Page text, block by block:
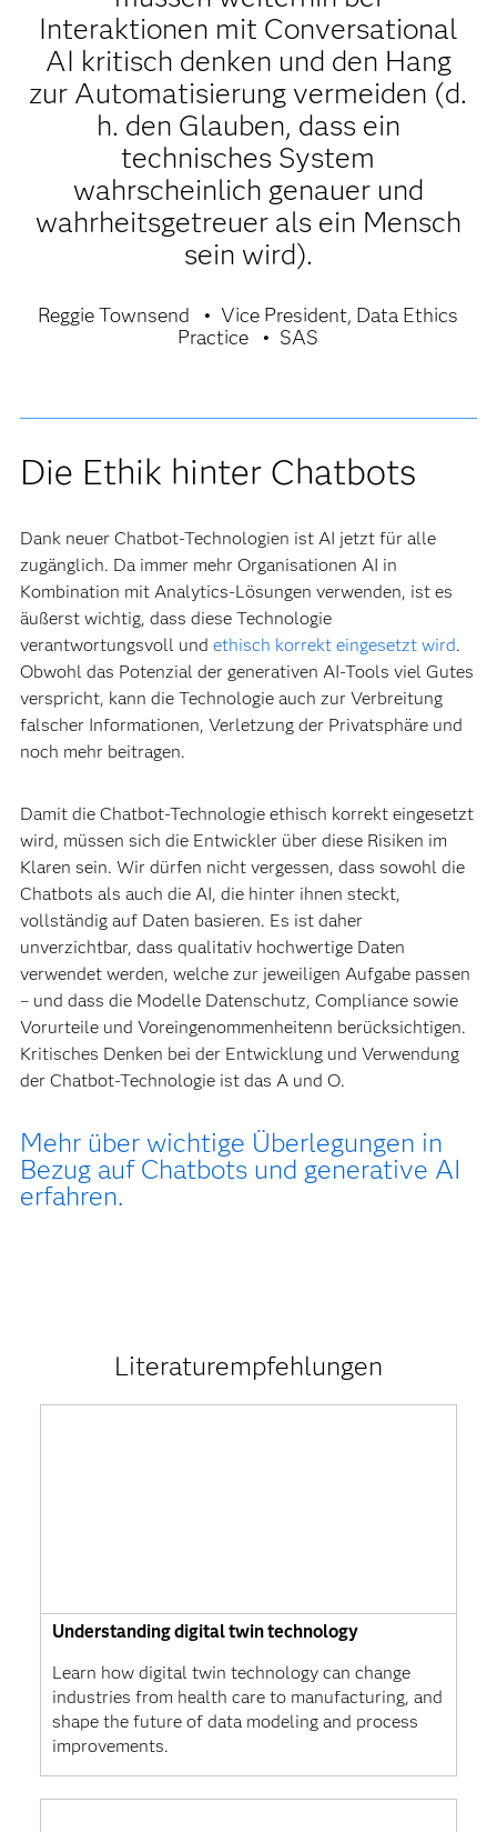
Interaktionen mit Conversational
AI kritisch denken und den Hang
zur Automatisierung vermeiden (d.
h. den Glauben, dass ein
technisches System
wahrscheinlich genauer und
wahrheitsgetreuer als ein Mensch
sein wird).
Reggie Townsend
Vice President, Data Ethics
Practice
SAS
Die Ethik hinter Chatbots
Dank neuer Chatbot-Technologien ist AI jetzt für alle
zugänglich. Da immer mehr Organisationen AI in
Kombination mit Analytics-Lösungen verwenden, ist es
äußerst wichtig, dass diese Technologie
verantwortungsvoll und ethisch korrekt eingesetzt wird.
Obwohl das Potenzial der generativen AI-Tools viel Gutes
verspricht, kann die Technologie auch zur Verbreitung
falscher Informationen, Verletzung der Privatsphäre und
noch mehr beitragen.
Damit die Chatbot-Technologie ethisch korrekt eingesetzt
wird, müssen sich die Entwickler über diese Risiken im
Klaren sein. Wir dürfen nicht vergessen, dass sowohl die
Chatbots als auch die AI, die hinter ihnen steckt,
vollständig auf Daten basieren. Es ist daher
unverzichtbar, dass qualitativ hochwertige Daten
verwendet werden, welche zur jeweiligen Aufgabe passen
– und dass die Modelle Datenschutz, Compliance sowie
Vorurteile und Voreingenommenheitenn berücksichtigen.
Kritisches Denken bei der Entwicklung und Verwendung
der Chatbot-Technologie ist das A und O.
Mehr über wichtige Überlegungen in
Bezug auf Chatbots und generative AI
erfahren.
Literaturempfehlungen
Understanding digital twin technology
Learn how digital twin technology can change
industries from health care to manufacturing, and
shape the future of data modeling and process
improvements.